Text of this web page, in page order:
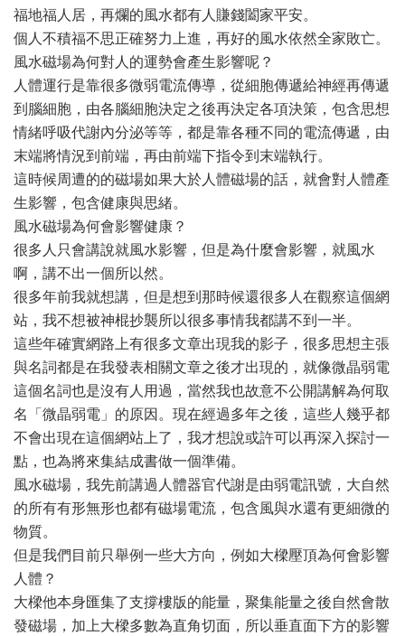
福地福人居，再爛的風水都有人賺錢闔家平安。
個人不積福不思正確努力上進，再好的風水依然全家敗亡。
風水磁場為何對人的運勢會產生影響呢？
人體運行是靠很多微弱電流傳導，從細胞傳遞給神經再傳遞
到腦細胞，由各腦細胞決定之後再決定各項決策，包含思想
情緒呼吸代謝內分泌等等，都是靠各種不同的電流傳遞，由
末端將情況到前端，再由前端下指令到末端執行。
這時候周遭的的磁場如果大於人體磁場的話，就會對人體產
生影響，包含健康與思緒。
風水磁場為何會影響健康？
很多人只會講說就風水影響，但是為什麼會影響，就風水
啊，講不出一個所以然。
很多年前我就想講，但是想到那時候還很多人在觀察這個網
站，我不想被神棍抄襲所以很多事情我都講不到一半。
這些年確實網路上有很多文章出現我的影子，很多思想主張
與名詞都是在我發表相關文章之後才出現的，就像微晶弱電
這個名詞也是沒有人用過，當然我也故意不公開講解為何取
名「微晶弱電」的原因。現在經過多年之後，這些人幾乎都
不會出現在這個網站上了，我才想說或許可以再深入探討一
點，也為將來集結成書做一個準備。
風水磁場，我先前講過人體器官代謝是由弱電訊號，大自然
的所有有形無形也都有磁場電流，包含風與水還有更細微的
物質。
但是我們目前只舉例一些大方向，例如大樑壓頂為何會影響
人體？
大樑他本身匯集了支撐樓版的能量，聚集能量之後自然會散
發磁場，加上大樑多數為直角切面，所以垂直面下方的影響